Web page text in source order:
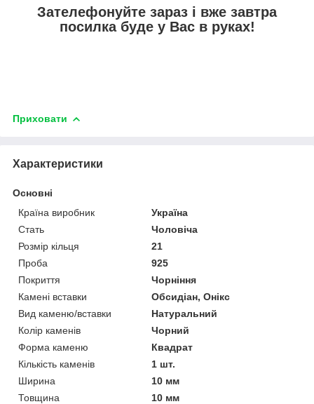
Зателефонуйте зараз і вже завтра
посилка буде у Вас в руках!
Приховати
Характеристики
Основні
Країна виробник
Україна
Стать
Чоловіча
Розмір кільця
21
Проба
925
Покриття
Чорніння
Камені вставки
Обсидіан, Онікс
Вид каменю/вставки
Натуральний
Колір каменів
Чорний
Форма каменю
Квадрат
Кількість каменів
1 шт.
Ширина
10 мм
Товщина
10 мм